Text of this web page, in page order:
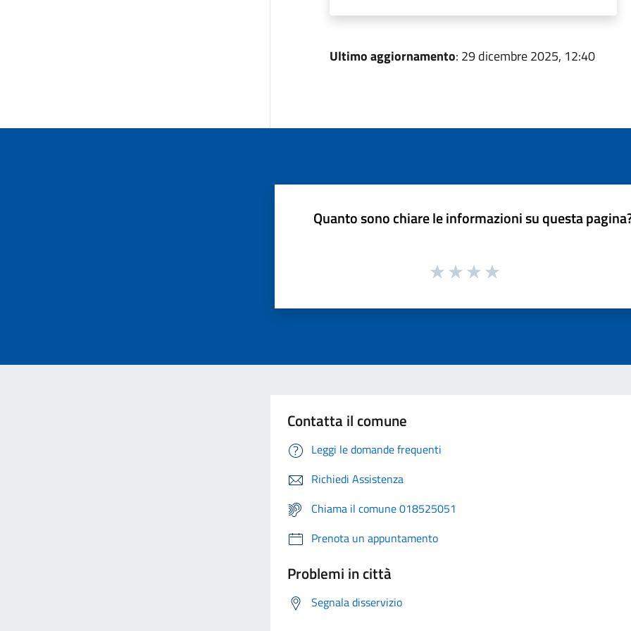
Ultimo aggiornamento: 29 dicembre 2025, 12:40
Quanto sono chiare le informazioni su questa
Contatta il comune
Leggi le domande frequenti
Richiedi Assistenza
Chiama il comune 018525051
Prenota un appuntamento
Problemi in città
Segnala disservizio